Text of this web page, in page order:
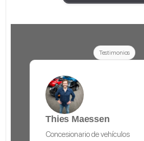
Testimonios
Titia C
Catawiki